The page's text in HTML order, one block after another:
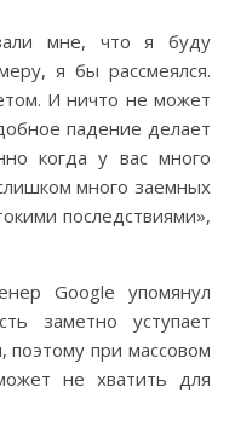
мне, что я буду
я бы рассмеялся.
И ничто не может
падение делает
когда у вас много
много заемных
последствиями»,
Google упомянул
заметно уступает
при массовом
не хватить для